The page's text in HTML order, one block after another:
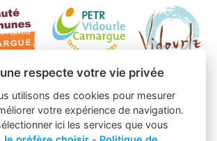
respecte votre vie privée
utilisons des cookies pour mesurer
votre expérience de navigation.
ici les services que vous